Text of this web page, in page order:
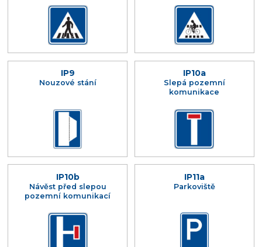
IP9
Nouzové stání
IP10a
Slepá pozemní
komunikace
IP10b
Návěst před slepou
pozemní komunikací
IP11a
Parkoviště